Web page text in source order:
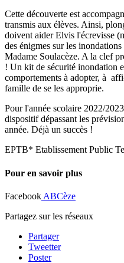
Cette découverte est
transmis aux élèves. Ainsi,
doivent aider Elvis l'écrevisse
des énigmes sur les
Madame Soulacèze. A la clef
! Un kit de sécurité inondation
comportements à adopter, à
famille de se les approprie.
Pour l'année scolaire 2022/2023
dispositif dépassant les
année. Déjà un succès !
EPTB* Etablissement Public
Pour en savoir plus
Facebook ABCèze
Partagez sur les réseaux
Partager
Tweetter
Poster